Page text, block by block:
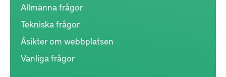
Allmänna frågor
Tekniska frågor
Åsikter om webbplatsen
Vanliga frågor